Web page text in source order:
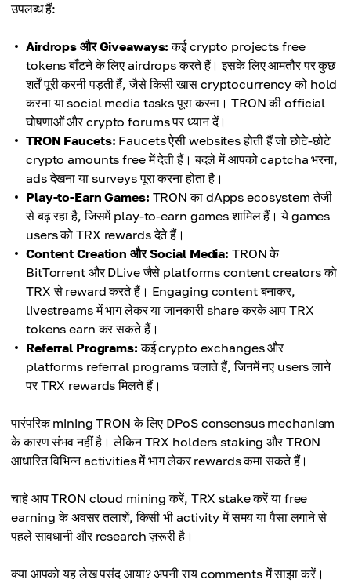
उपलब्ध हैं:
Airdrops और Giveaways: कई crypto projects free
tokens बाँटने के लिए airdrops करते हैं। इसके लिए आमतौर पर कुछ
शर्तें पूरी करनी पड़ती हैं, जैसे किसी खास cryptocurrency को hold
करना या social media tasks पूरा करना। TRON की official
घोषणाओं और crypto forums पर ध्यान दें।
TRON Faucets: Faucets ऐसी websites होती हैं जो छोटे-छोटे
crypto amounts free में देती हैं। बदले में आपको captcha भरना,
ads देखना या surveys पूरा करना होता है।
Play-to-Earn Games: TRON का dApps ecosystem तेजी
से बढ़ रहा है, जिसमें play-to-earn games शामिल हैं। ये games
users को TRX rewards देते हैं।
Content Creation और Social Media: TRON के
BitTorrent और DLive जैसे platforms content creators को
TRX से reward करते हैं। Engaging content बनाकर,
livestreams में भाग लेकर या जानकारी share करके आप TRX
tokens earn कर सकते हैं।
Referral Programs: कई crypto exchanges और
platforms referral programs चलाते हैं, जिनमें नए users लाने
पर TRX rewards मिलते हैं।
पारंपरिक mining TRON के लिए DPoS consensus mechanism
के कारण संभव नहीं है। लेकिन TRX holders staking और TRON
आधारित विभिन्न activities में भाग लेकर rewards कमा सकते हैं।
चाहे आप TRON cloud mining करें, TRX stake करें या free
earning के अवसर तलाशें, किसी भी activity में समय या पैसा लगाने से
पहले सावधानी और research ज़रूरी है।
क्या आपको यह लेख पसंद आया? अपनी राय comments में साझा करें।